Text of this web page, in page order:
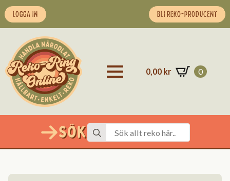
LOGGA IN BLI REKO-PRODUCENT
0,00 kr 0
Sök Search
for: